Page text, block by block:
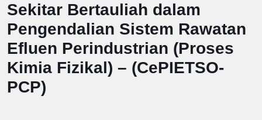
Sekitar Bertauliah dalam
Pengendalian Sistem Rawatan
Efluen Perindustrian (Proses
Kimia Fizikal) – (CePIETSO-
PCP)